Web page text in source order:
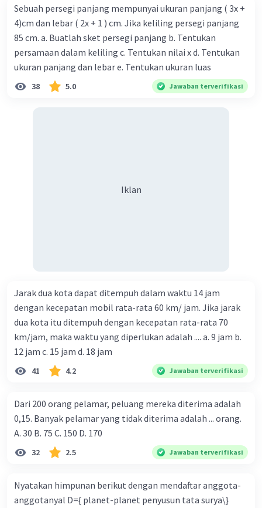
Sebuah persegi panjang mempunyai ukuran panjang ( 3x +
4)cm dan lebar ( 2x + 1 ) cm. Jika keliling persegi panjang
85 cm. a. Buatlah sket persegi panjang b. Tentukan
persamaan dalam keliling c. Tentukan nilai x d. Tentukan
ukuran panjang dan lebar e. Tentukan ukuran luas
38 5.0 Jawaban terverifikasi
Iklan
Jarak dua kota dapat ditempuh dalam waktu 14 jam
dengan kecepatan mobil rata-rata 60 km/ jam. Jika jarak
dua kota itu ditempuh dengan kecepatan rata-rata 70
km/jam, maka waktu yang diperlukan adalah .... a. 9 jam b.
12 jam c. 15 jam d. 18 jam
41 4.2 Jawaban terverifikasi
Dari 200 orang pelamar, peluang mereka diterima adalah
0,15. Banyak pelamar yang tidak diterima adalah ... orang.
A. 30 B. 75 C. 150 D. 170
32 2.5 Jawaban terverifikasi
Nyatakan himpunan berikut dengan mendaftar anggota-
anggotanyal D={ planet-planet penyusun tata surya\}